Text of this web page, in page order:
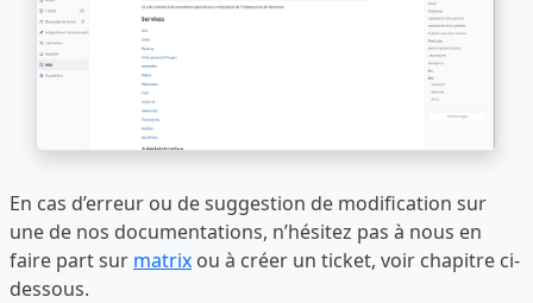
En cas d’erreur ou de suggestion de modification sur
une de nos documentations, n’hésitez pas à nous en
faire part sur matrix ou à créer un ticket, voir chapitre ci-
dessous.